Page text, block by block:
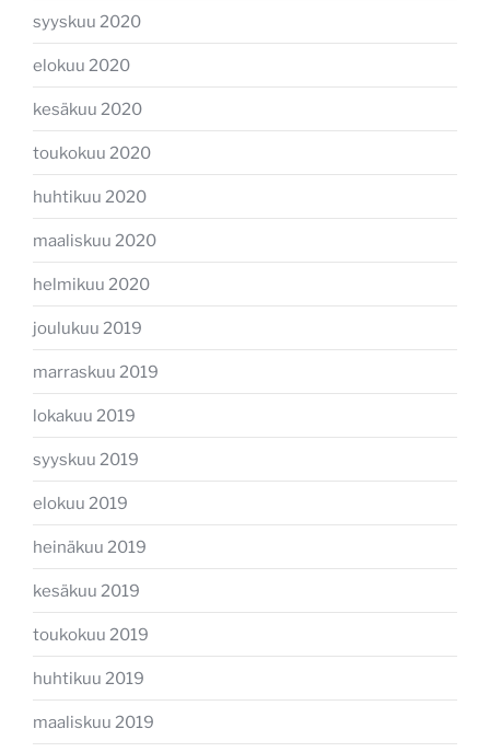
syyskuu 2020
elokuu 2020
kesäkuu 2020
toukokuu 2020
huhtikuu 2020
maaliskuu 2020
helmikuu 2020
joulukuu 2019
marraskuu 2019
lokakuu 2019
syyskuu 2019
elokuu 2019
heinäkuu 2019
kesäkuu 2019
toukokuu 2019
huhtikuu 2019
maaliskuu 2019